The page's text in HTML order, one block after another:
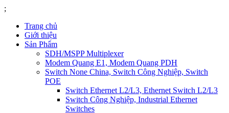
;
Trang chủ
Giới thiệu
Sản Phẩm
SDH/MSPP Multiplexer
Modem Quang E1, Modem Quang PDH
Switch None China, Switch Công Nghiệp, Switch
POE
Switch Ethernet L2/L3, Ethernet Switch L2/L3
Switch Công Nghiệp, Industrial Ethernet
Switches